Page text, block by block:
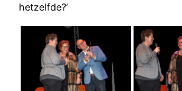
hetzelfde?’